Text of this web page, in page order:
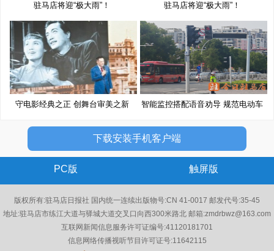
驻马店将迎“极大雨”！ 驻马店将迎“极大雨”！
守电影经典之正 创舞台审美之新 智能监控搭配语音劝导 规范电动车
下载安装手机客户端
PC版 触屏版
版权所有:驻马店日报社 国内统一连续出版物号:CN 41-0017 邮发代号:35-45
地址:驻马店市练江大道与驿城大道交叉口向西300米路北 邮箱:zmdrbwz@163.com
互联网新闻信息服务许可证编号:41120181701
信息网络传播视听节目许可证号:11642115